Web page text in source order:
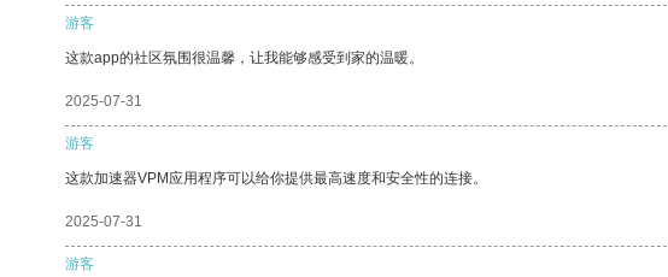
游客
这款app的社区氛围很温馨，让我能够感受到家的温暖。
2025-07-31
游客
这款加速器VPM应用程序可以给你提供最高速度和安全性的连接。
2025-07-31
游客